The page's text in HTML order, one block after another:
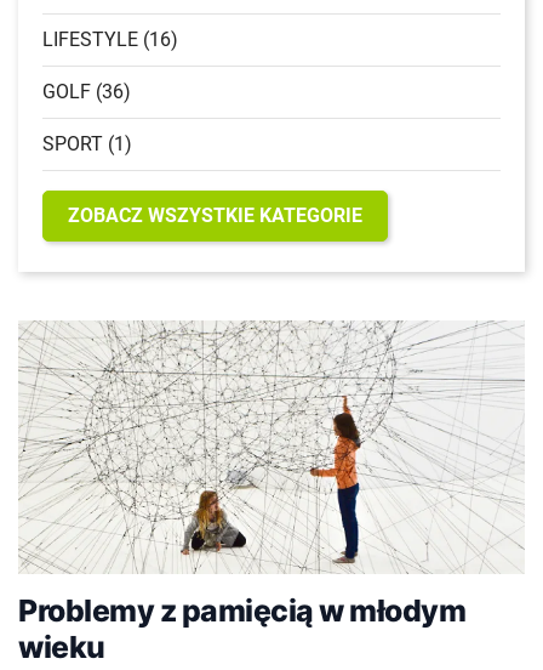
LIFESTYLE (16)
GOLF (36)
SPORT (1)
ZOBACZ WSZYSTKIE KATEGORIE
Problemy z pamięcią w młodym
wieku